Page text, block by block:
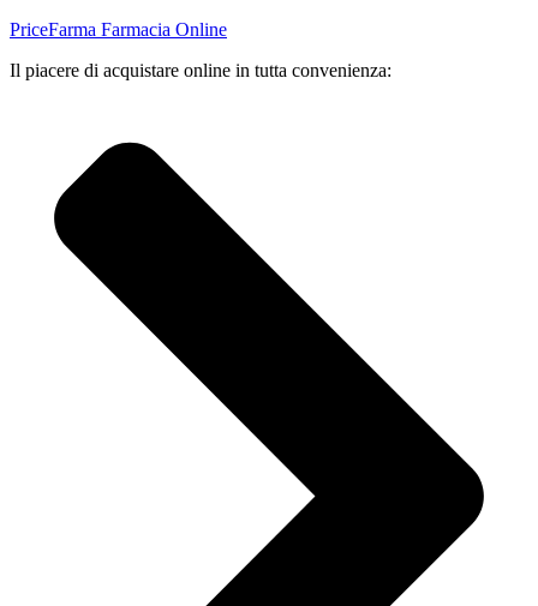
PriceFarma Farmacia Online
Il piacere di acquistare online in tutta convenienza: